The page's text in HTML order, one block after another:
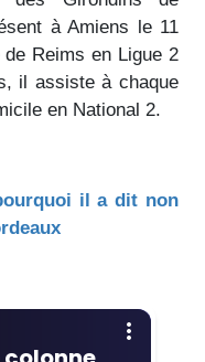
à Amiens le 11
Reims en Ligue 2
il assiste à chaque
en National 2.
il a dit non